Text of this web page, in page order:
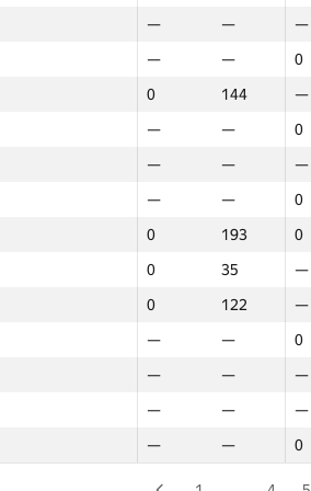
— —
—
— —
0
0 144
—
— —
0
— —
—
— —
0
0 193
0
0 35
—
0 122
—
— —
0
— —
—
— —
—
— — 0
— —
—
— —
0
0 144
—
— —
0
— —
—
— —
0
0 193
0
0 35
—
0 122
—
— —
0
— —
—
— —
—
— — 0